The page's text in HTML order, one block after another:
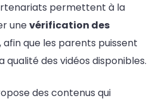
permettent à la
unevérification des
afin que les parents puissent
qualité des vidéos disponibles.
des contenus qui